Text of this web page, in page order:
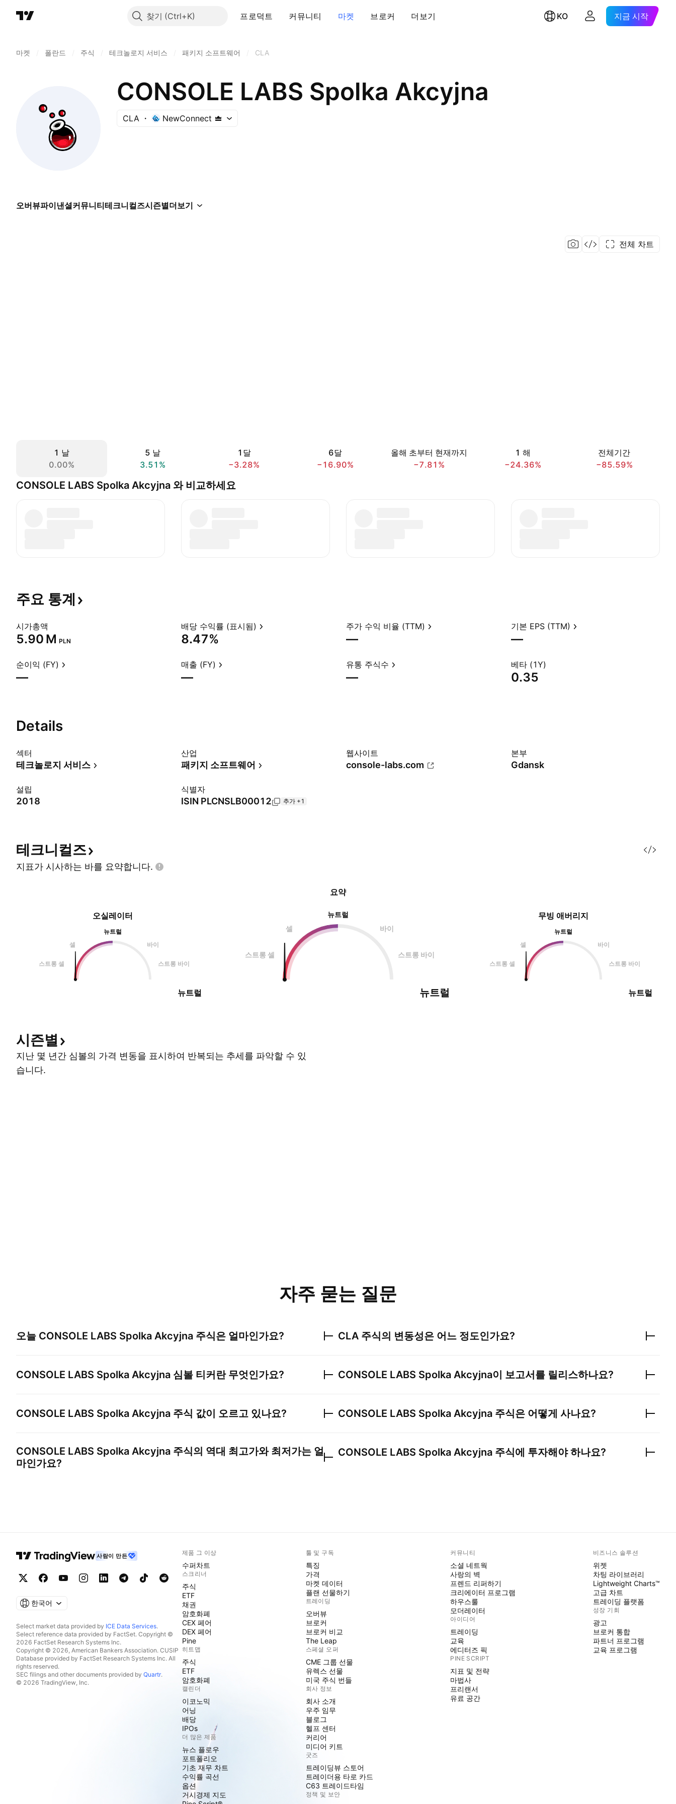
찾기 프로덕트 커뮤니티 마켓 브로커 더보기 KO 지금 시작
마켓 폴란드 주식 테크놀로지 서비스 패키지 소프트웨어 CLA
CONSOLE LABS Spolka Akcyjna
CLA NewConnect
오버뷰파이낸셜커뮤니티테크니컬즈시즌별더보기
전체 차트
1 날
0.00%
5 날
3.51%
1달
−3.28%
6달
−16.90%
올해 초부터 현재까지
−7.81%
1 해
−24.36%
전체기간
−85.59%
CONSOLE LABS Spolka Akcyjna 와 비교하세요
주요 통계
시가총액
‪5.90 M‬ PLN
배당 수익률 (표시됨)
8.47%
주가 수익 비율 (TTM)
—
기본 EPS (TTM)
—
순이익 (FY)
—
매출 (FY)
—
유통 주식수
—
베타 (1Y)
0.35
Details
섹터
테크놀로지 서비스
산업
패키지 소프트웨어
웹사이트
console-labs.com
본부
Gdansk
설립
2018
식별자
ISIN PLCNSLB00012 추가 +1
테크니컬즈
지표가 시사하는 바를 요약합니다.
오실레이터
뉴트럴
셀
바이
스트롱 셀 스트롱 바이
뉴트럴
요약
뉴트럴
셀
바이
스트롱 셀 스트롱 바이
뉴트럴
무빙 애버리지
뉴트럴
셀
바이
스트롱 셀 스트롱 바이
뉴트럴
시즌별
지난 몇 년간 심볼의 가격 변동을 표시하여 반복되는 추세를 파악할 수 있
습니다.
자주 묻는 질문
오늘 CONSOLE LABS Spolka Akcyjna 주식은 얼마인가요?
CONSOLE LABS Spolka Akcyjna 심볼 티커란 무엇인가요?
CONSOLE LABS Spolka Akcyjna 주식 값이 오르고 있나요?
CONSOLE LABS Spolka Akcyjna 주식의 역대 최고가와 최저가는 얼
마인가요?
CLA 주식의 변동성은 어느 정도인가요?
CONSOLE LABS Spolka Akcyjna이 보고서를 릴리스하나요?
CONSOLE LABS Spolka Akcyjna 주식은 어떻게 사나요?
CONSOLE LABS Spolka Akcyjna 주식에 투자해야 하나요?
사람이 만든
한국어
Select market data provided by ICE Data Services.
Select reference data provided by FactSet. Copyright ©
2026 FactSet Research Systems Inc.
Copyright © 2026, American Bankers Association. CUSIP
Database provided by FactSet Research Systems Inc. All
rights reserved.
SEC filings and other documents provided by Quartr.
© 2026 TradingView, Inc.
제품 그 이상
수퍼차트
스크리너
주식
ETF
채권
암호화폐
CEX 페어
DEX 페어
Pine
히트맵
주식
ETF
암호화폐
캘린더
이코노믹
어닝
배당
IPOs
더 많은 제품
뉴스 플로우
포트폴리오
기초 재무 차트
수익률 곡선
옵션
거시경제 지도
툴 및 구독
특징
가격
마켓 데이터
플랜 선물하기
트레이딩
오버뷰
브로커
브로커 비교
The Leap
스페셜 오퍼
CME 그룹 선물
유렉스 선물
미국 주식 번들
회사 정보
회사 소개
우주 임무
블로그
헬프 센터
커리어
미디어 키트
굿즈
트레이딩뷰 스토어
트레이더용 타로 카드
C63 트레이드타임
정책 및 보안
커뮤니티
소셜 네트웍
사랑의 벽
프렌드 리퍼하기
크리에이터 프로그램
하우스룰
모더레이터
아이디어
트레이딩
교육
에디터즈 픽
PINE SCRIPT
지표 및 전략
마법사
프리랜서
유료 공간
비즈니스 솔루션
위젯
차팅 라이브러리
Lightweight Charts™
고급 차트
트레이딩 플랫폼
성장 기회
광고
브로커 통합
파트너 프로그램
교육 프로그램